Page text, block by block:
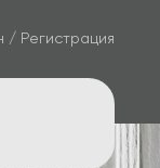
/ Регистрация